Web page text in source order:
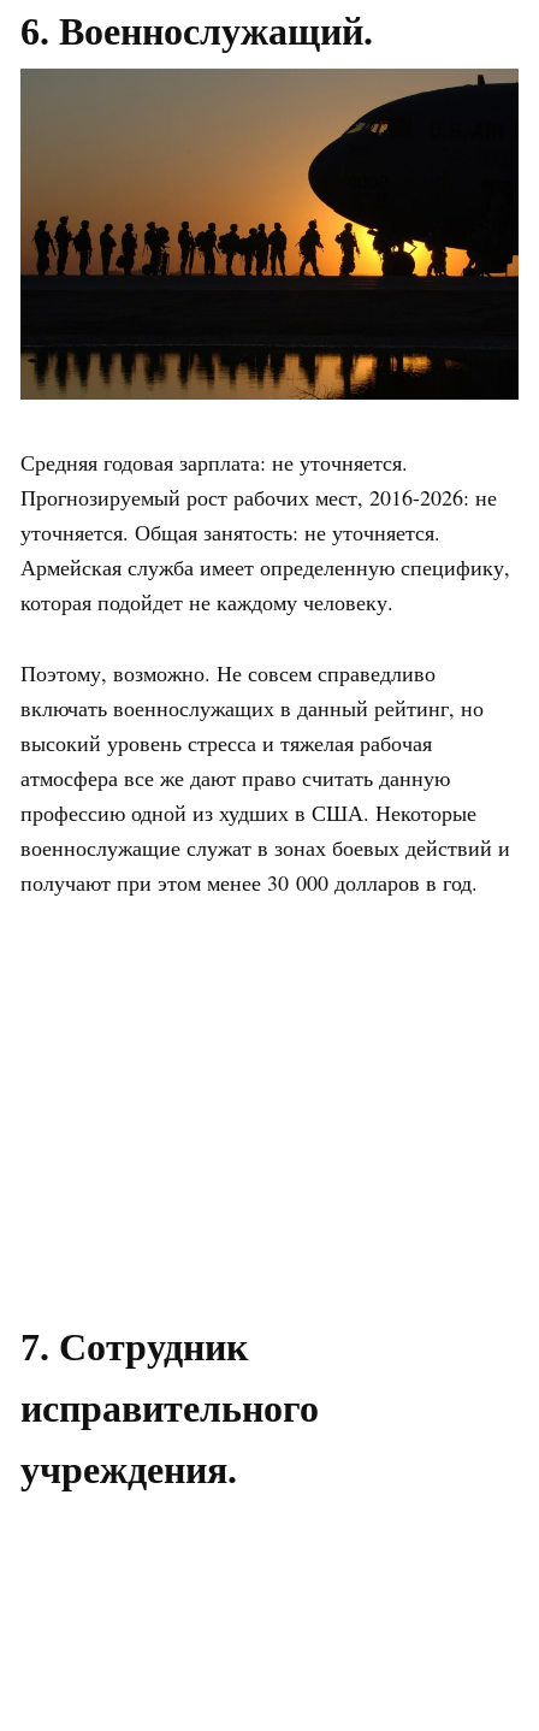
6. Военнослужащий.
Средняя годовая зарплата: не уточняется.
Прогнозируемый рост рабочих мест, 2016-2026: не
уточняется. Общая занятость: не уточняется.
Армейская служба имеет определенную специфику,
которая подойдет не каждому человеку.
Поэтому, возможно. Не совсем справедливо
включать военнослужащих в данный рейтинг, но
высокий уровень стресса и тяжелая рабочая
атмосфера все же дают право считать данную
профессию одной из худших в США. Некоторые
военнослужащие служат в зонах боевых действий и
получают при этом менее 30 000 долларов в год.
7. Сотрудник
исправительного
учреждения.